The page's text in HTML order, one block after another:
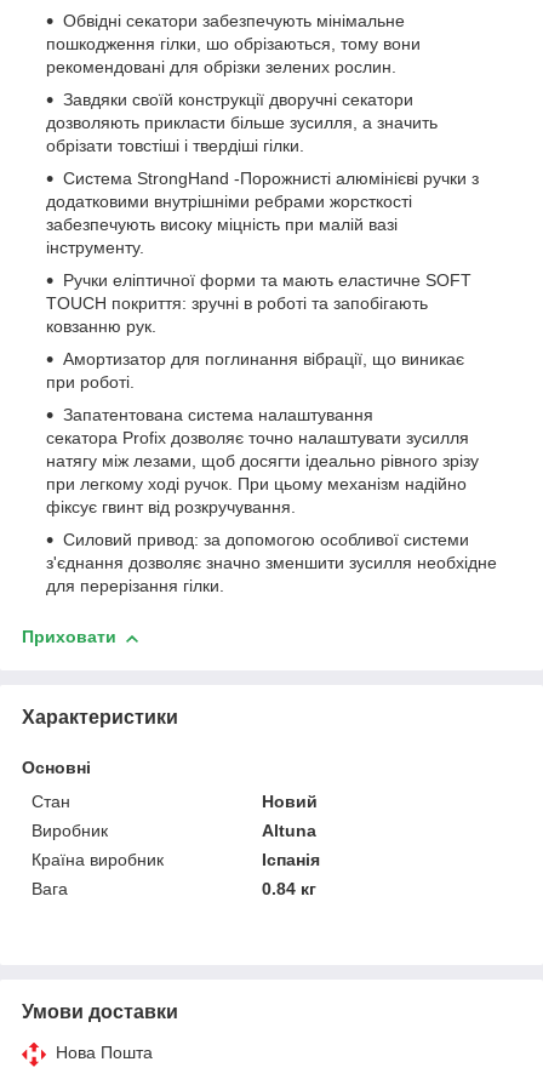
Обвідні секатори забезпечують мінімальне
пошкодження гілки, шо обрізаються, тому вони
рекомендовані для обрізки зелених рослин.
Завдяки своїй конструкції дворучні секатори
дозволяють прикласти більше зусилля, а значить
обрізати товстіші і твердіші гілки.
Система StrongHand -Порожнисті алюмінієві ручки з
додатковими внутрішніми ребрами жорсткості
забезпечують високу міцність при малій вазі
інструменту.
Ручки еліптичної форми та мають еластичне SOFT
TOUCH покриття: зручні в роботі та запобігають
ковзанню рук.
Амортизатор для поглинання вібрації, що виникає
при роботі.
Запатентована система налаштування
секатора Profix дозволяє точно налаштувати зусилля
натягу між лезами, щоб досягти ідеально рівного зрізу
при легкому ході ручок. При цьому механізм надійно
фіксує гвинт від розкручування.
Силовий привод: за допомогою особливої системи
з'єднання дозволяє значно зменшити зусилля необхідне
для перерізання гілки.
Приховати
Характеристики
Основні
Стан
Новий
Виробник
Altuna
Країна виробник
Іспанія
Вага
0.84 кг
Умови доставки
Нова Пошта